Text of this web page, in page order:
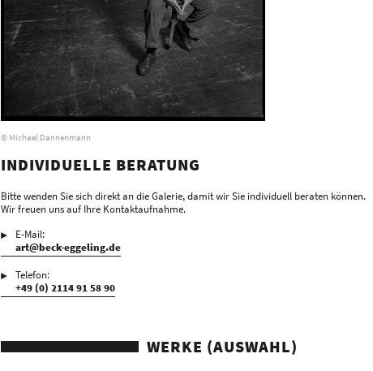
© Michael Dannenmann
INDIVIDUELLE BERATUNG
Bitte wenden Sie sich direkt an die Galerie, damit wir Sie individuell beraten können.
Wir freuen uns auf Ihre Kontaktaufnahme.
E-Mail:
art@beck-eggeling.de
Telefon:
+49 (0) 2114 91 58 90
WERKE (AUSWAHL)